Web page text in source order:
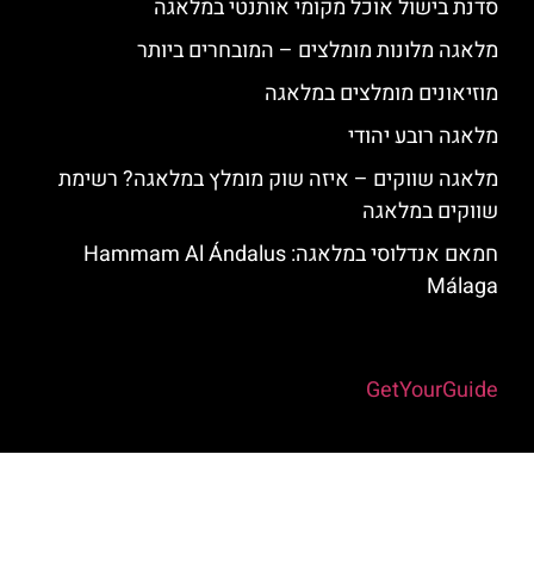
סדנת בישול אוכל מקומי אותנטי במלאגה
מלאגה מלונות מומלצים – המובחרים ביותר
מוזיאונים מומלצים במלאגה
מלאגה רובע יהודי
מלאגה שווקים – איזה שוק מומלץ במלאגה? רשימת
שווקים במלאגה
חמאם אנדלוסי במלאגה: Hammam Al Ándalus
Málaga
GetYourGuide